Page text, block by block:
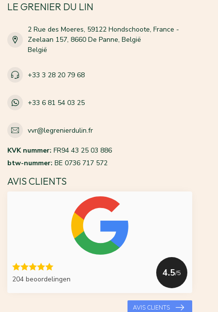
LE GRENIER DU LIN
2 Rue des Moeres, 59122 Hondschoote, France -
Zeelaan 157, 8660 De Panne, België
België
+33 3 28 20 79 68
+33 6 81 54 03 25
vvr@legrenierdulin.fr
KVK nummer: FR94 43 25 03 886
btw-nummer: BE 0736 717 572
AVIS CLIENTS
204 beoordelingen
4.5/5
AVIS CLIENTS